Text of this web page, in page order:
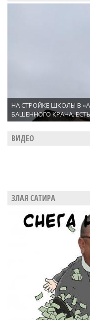
НА СТРОЙКЕ ШКОЛЫ В
БАШЕННОГО КРАНА.
ВИДЕО
ЗЛАЯ САТИРА